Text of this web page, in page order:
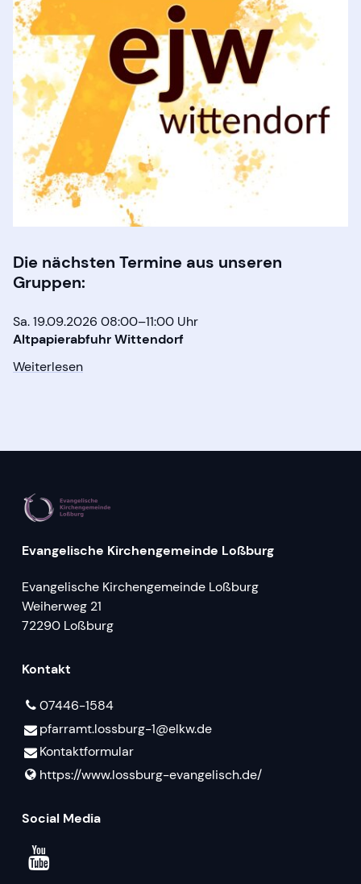
Die nächsten Termine aus unseren
Gruppen:
Sa. 19.09.2026 08:00–11:00 Uhr
Altpapierabfuhr Wittendorf
Weiterlesen
Evangelische Kirchengemeinde Loßburg
Evangelische Kirchengemeinde Loßburg
Weiherweg 21
72290 Loßburg
Kontakt
07446-1584
pfarramt.​lossburg-1@​elkw.​de
Kontaktformular
https://www.​lossburg-evangelisch.​de/
Social Media